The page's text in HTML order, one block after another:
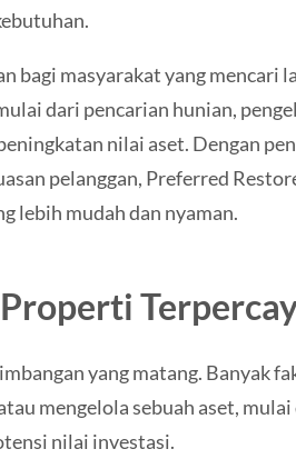
bagi masyarakat yang mencari
dari pencarian hunian,
nilai aset. Dengan
pelanggan, Preferred
lebih mudah dan nyaman.
yang matang. Banyak
mengelola sebuah aset,
nilai investasi.